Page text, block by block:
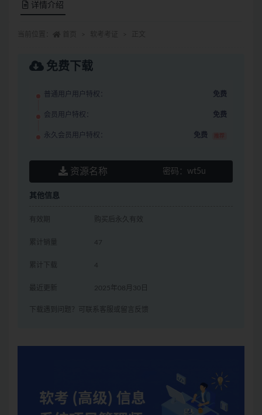
详情介绍
免费下载
普通用户用户特权： 免费
会员用户特权： 免费
永久会员用户特权： 免费 推荐
资源名称 密码：wt5u
其他信息
有效期 购买后永久有效
累计销量 47
累计下载 4
最近更新 2025年08月30日
下载遇到问题？可联系客服或留言反馈